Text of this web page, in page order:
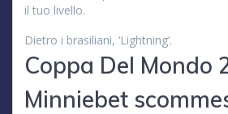
il tuo livello.
Dietro i brasiliani, ‘Lightning’.
Coppa Del Mondo
Minniebet